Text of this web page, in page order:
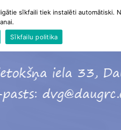
sīkfaili tiek instalēti automātiski.
Sīkfailu politika